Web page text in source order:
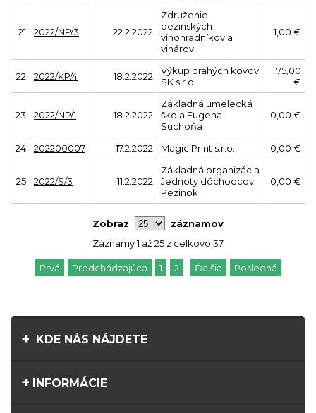
21 2022/NP/3 22.2.2022
Združenie
pezinských
vinohradníkov a
vinárov
1,00 €
22 2022/KP/4 18.2.2022
Výkup drahých kovov
SK s.r.o.
75,00
€
23 2022/NP/1 18.2.2022
Základná umelecká
škola Eugena
Suchoňa
0,00 €
24 202200007 17.2.2022 Magic Print s.r.o. 0,00 €
25 2022/S/3 11.2.2022
Základná organizácia
Jednoty dôchodcov
Pezinok
0,00 €
Zobraz
záznamov
Záznamy 1 až 25 z celkovo 37
Prvá Predchádzajúca 1 2 Ďalšia Posledná
KDE NÁS NÁJDETE
INFORMÁCIE